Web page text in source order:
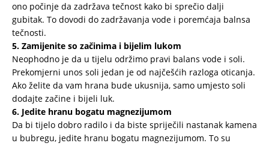
ono počinje da zadržava tečnost kako bi sprečio dalji
gubitak. To dovodi do zadržavanja vode i poremćaja balnsa
tečnosti.
5. Zamijenite so začinima i bijelim lukom
Neophodno je da u tijelu održimo pravi balans vode i soli.
Prekomjerni unos soli jedan je od najčešćih razloga oticanja.
Ako želite da vam hrana bude ukusnija, samo umjesto soli
dodajte začine i bijeli luk.
6. Jedite hranu bogatu magnezijumom
Da bi tijelo dobro radilo i da biste spriječili nastanak kamena
u bubregu, jedite hranu bogatu magnezijumom. To su